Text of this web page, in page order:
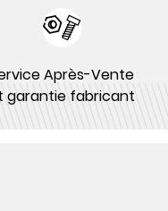
Après-Vente
garantie fabricant